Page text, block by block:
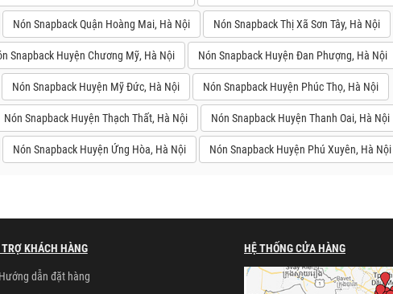
Nón Snapback Quận Hoàng Mai, Hà Nội Nón Snapback Thị Xã Sơn Tây, Hà Nội
Snapback Huyện Chương Mỹ, Hà Nội Nón Snapback Huyện Đan Phượng, Hà Nội
Nón Snapback Huyện Mỹ Đức, Hà Nội Nón Snapback Huyện Phúc Thọ, Hà Nội
Nón Snapback Huyện Thạch Thất, Hà Nội Nón Snapback Huyện Thanh Oai, Hà Nội
Nón Snapback Huyện Ứng Hòa, Hà Nội Nón Snapback Huyện Phú Xuyên, Hà Nội
TRỢ KHÁCH HÀNG
Hướng dẫn đặt hàng
HỆ THỐNG CỬA HÀNG